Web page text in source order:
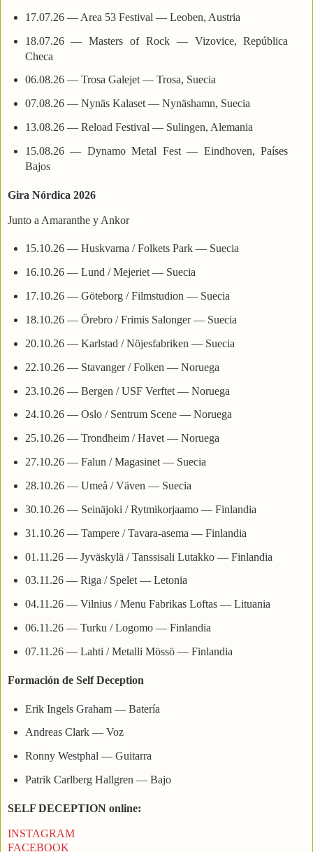
17.07.26 — Area 53 Festival — Leoben, Austria
18.07.26 — Masters of Rock — Vizovice, República
Checa
06.08.26 — Trosa Galejet — Trosa, Suecia
07.08.26 — Nynäs Kalaset — Nynäshamn, Suecia
13.08.26 — Reload Festival — Sulingen, Alemania
15.08.26 — Dynamo Metal Fest — Eindhoven, Países
Bajos
Gira Nórdica 2026
Junto a Amaranthe y Ankor
15.10.26 — Huskvarna / Folkets Park — Suecia
16.10.26 — Lund / Mejeriet — Suecia
17.10.26 — Göteborg / Filmstudion — Suecia
18.10.26 — Örebro / Frimis Salonger — Suecia
20.10.26 — Karlstad / Nöjesfabriken — Suecia
22.10.26 — Stavanger / Folken — Noruega
23.10.26 — Bergen / USF Verftet — Noruega
24.10.26 — Oslo / Sentrum Scene — Noruega
25.10.26 — Trondheim / Havet — Noruega
27.10.26 — Falun / Magasinet — Suecia
28.10.26 — Umeå / Väven — Suecia
30.10.26 — Seinäjoki / Rytmikorjaamo — Finlandia
31.10.26 — Tampere / Tavara-asema — Finlandia
01.11.26 — Jyväskylä / Tanssisali Lutakko — Finlandia
03.11.26 — Riga / Spelet — Letonia
04.11.26 — Vilnius / Menu Fabrikas Loftas — Lituania
06.11.26 — Turku / Logomo — Finlandia
07.11.26 — Lahti / Metalli Mössö — Finlandia
Formación de Self Deception
Erik Ingels Graham — Batería
Andreas Clark — Voz
Ronny Westphal — Guitarra
Patrik Carlberg Hallgren — Bajo
SELF DECEPTION online:
INSTAGRAM
FACEBOOK